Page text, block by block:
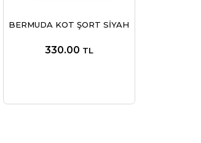
BERMUDA KOT ŞORT SİYAH
330.00 TL